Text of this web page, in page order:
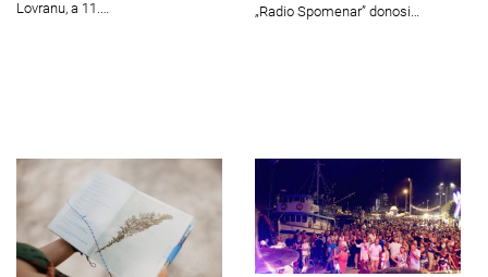
Lovranu, a 11.…
„Radio Spomenar” donosi…